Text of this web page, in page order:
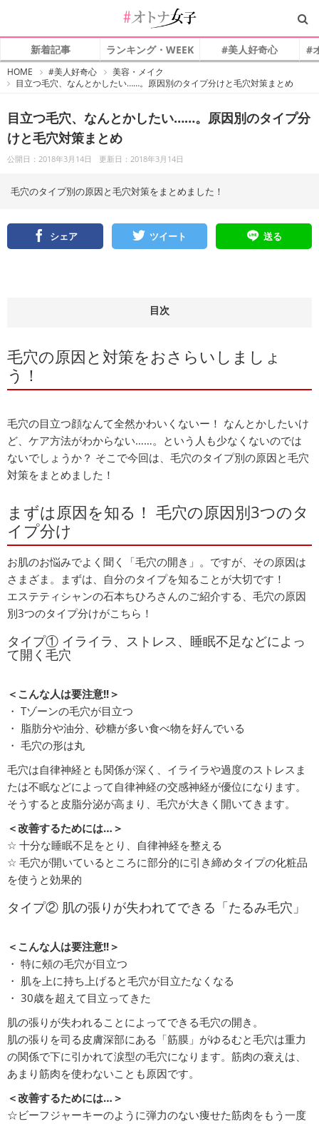
新着記事 ランキング・WEEK #美人好奇心 #
HOME
オ
ト
子
#美人好奇心
美容・メイク
目立つ毛穴、なんとかしたい……。原因別のタイプ分けと毛穴対策まとめ
目立つ毛穴、なんとかしたい……。原因別のタイプ分
けと毛穴対策まとめ
公開日：2018年3月14日 更新日：2018年3月14日
毛穴のタイプ別の原因と毛穴対策をまとめました！
シェア ツイート 送る
目次
毛穴の原因と対策をおさらいしましょ
う！
毛穴の目立つ顔なんて全然かわいくないー！ なんとかしたいけ
ど、ケア方法がわからない……。という人も少なくないのでは
ないでしょうか？ そこで今回は、毛穴のタイプ別の原因と毛穴
対策をまとめました！
まずは原因を知る！ 毛穴の原因別3つのタ
イプ分け
お肌のお悩みでよく聞く「毛穴の開き」。ですが、その原因は
さまざま。まずは、自分のタイプを知ることが大切です！
エステティシャンの石本ちひろさんのご紹介する、毛穴の原因
別3つのタイプ分けがこちら！
タイプ① イライラ、ストレス、睡眠不足などによっ
て開く毛穴
＜こんな人は要注意!!＞
・ Tゾーンの毛穴が目立つ
・ 脂肪分や油分、砂糖が多い食べ物を好んでいる
・ 毛穴の形は丸
毛穴は自律神経とも関係が深く、イライラや過度のストレスま
たは不眠などによって自律神経の交感神経が優位になります。
そうすると皮脂分泌が高まり、毛穴が大きく開いてきます。
＜改善するためには…＞
☆ 十分な睡眠不足をとり、自律神経を整える
☆ 毛穴が開いているところに部分的に引き締めタイプの化粧品
を使うと効果的
タイプ② 肌の張りが失われてできる「たるみ毛穴」
＜こんな人は要注意!!＞
・ 特に頰の毛穴が目立つ
・ 肌を上に持ち上げると毛穴が目立たなくなる
・ 30歳を超えて目立ってきた
肌の張りが失われることによってできる毛穴の開き。
肌の張りを司る皮膚深部にある「筋膜」がゆるむと毛穴は重力
の関係で下に引かれて涙型の毛穴になります。筋肉の衰えは、
あまり筋肉を使わないことも原因です。
＜改善するためには…＞
☆ビーフジャーキーのように弾力のない痩せた筋肉をもう一度